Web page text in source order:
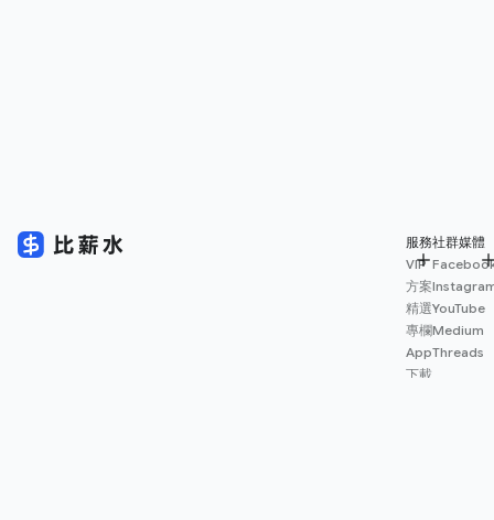
服務
VIP
方案
精選
專欄
App
下載
社群媒體
YouTube
Medium
Threads